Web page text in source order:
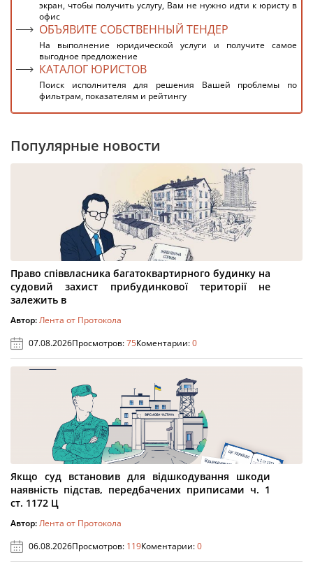
экран, чтобы получить услугу, Вам не нужно идти к юристу в
офис
ОБЪЯВИТЕ СОБСТВЕННЫЙ ТЕНДЕР
На выполнение юридической услуги и получите самое
выгодное предложение
КАТАЛОГ ЮРИСТОВ
Поиск исполнителя для решения Вашей проблемы по
фильтрам, показателям и рейтингу
Популярные новости
Право співвласника багатоквартирного будинку на
судовий захист прибудинкової території не
залежить в
Автор:Лента от Протокола
07.08.2026Просмотров:75Коментарии:0
Якщо суд встановив для відшкодування шкоди
наявність підстав, передбачених приписами ч. 1
ст. 1172 Ц
Автор:Лента от Протокола
06.08.2026Просмотров: 119Коментарии:0